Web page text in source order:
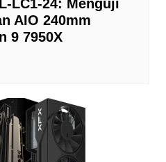
LC1-24: Menguji
AIO 240mm
9 7950X